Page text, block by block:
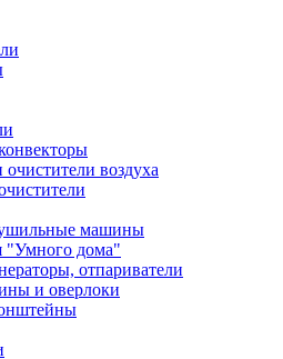
воздуха
машины
"Умного дома"
отпариватели
и оверлоки